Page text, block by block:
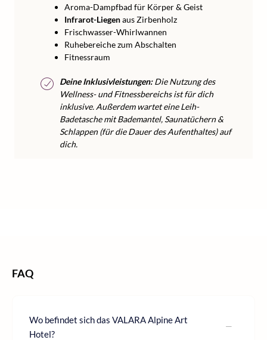
Aroma-Dampfbad für Körper & Geist
Infrarot-Liegenaus Zirbenholz
Frischwasser-Whirlwannen
Ruhebereiche zum Abschalten
Fitnessraum
Deine Inklusivleistungen:Die Nutzung des
Wellness- und Fitnessbereichs ist für dich
inklusive. Außerdem wartet eine Leih-
Badetasche mit Bademantel, Saunatüchern &
Schlappen (für die Dauer des Aufenthaltes) auf
dich.
FAQ
Wo befindet sich das VALARA Alpine Art
Hotel?